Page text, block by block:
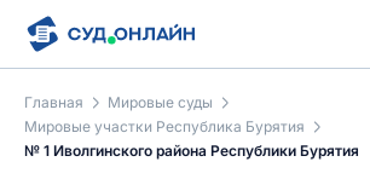
Главная
Мировые суды
Мировые участки Республика Бурятия
№ 1 Иволгинского района Республики Бурятия